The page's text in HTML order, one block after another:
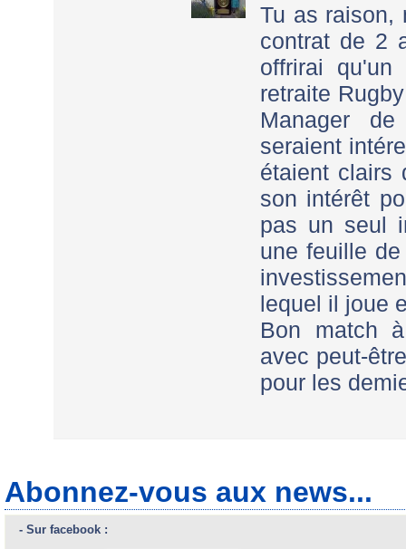
Tu as raison,
contrat de 2
offrirai
retraite
Manager
seraient
étaient clairs
son intérêt
pas un seul
une feuille
lequel il joue
Bon match
avec peut-
pour les
Abonnez-vous aux news...
- Sur facebook :